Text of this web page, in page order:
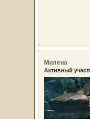
Милена
Активный